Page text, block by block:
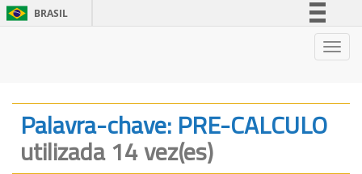
BRASIL
Legislação
Palavra-chave: PRE-CALCULO
utilizada 14 vez(es)